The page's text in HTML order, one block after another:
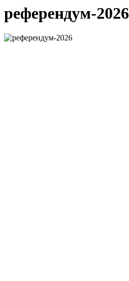
референдум-2026